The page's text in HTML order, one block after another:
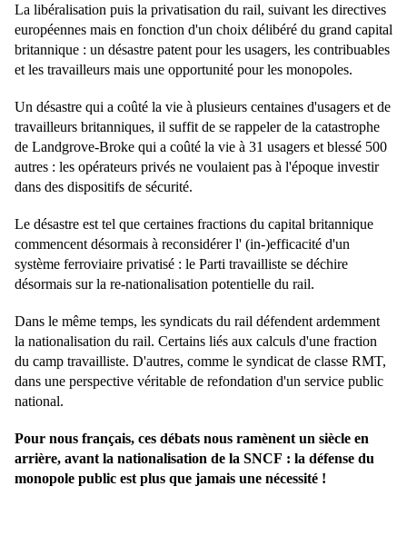
La libéralisation puis la privatisation du rail, suivant les directives
européennes mais en fonction d'un choix délibéré du grand capital
britannique : un désastre patent pour les usagers, les contribuables
et les travailleurs mais une opportunité pour les monopoles.
Un désastre qui a coûté la vie à plusieurs centaines d'usagers et de
travailleurs britanniques, il suffit de se rappeler de la catastrophe
de Landgrove-Broke qui a coûté la vie à 31 usagers et blessé 500
autres : les opérateurs privés ne voulaient pas à l'époque investir
dans des dispositifs de sécurité.
Le désastre est tel que certaines fractions du capital britannique
commencent désormais à reconsidérer l' (in-)efficacité d'un
système ferroviaire privatisé : le Parti travailliste se déchire
désormais sur la re-nationalisation potentielle du rail.
Dans le même temps, les syndicats du rail défendent ardemment
la nationalisation du rail. Certains liés aux calculs d'une fraction
du camp travailliste. D'autres, comme le syndicat de classe RMT,
dans une perspective véritable de refondation d'un service public
national.
Pour nous français, ces débats nous ramènent un siècle en
arrière, avant la nationalisation de la SNCF : la défense du
monopole public est plus que jamais une nécessité !